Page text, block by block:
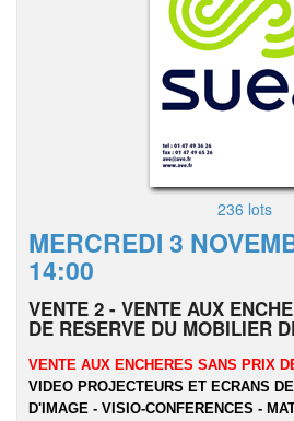
236 lots
MERCREDI 3
14:00
VENTE 2 - VENTE AUX
DE RESERVE DU MOBILIER
VENTE AUX ENCHERES SANS PRIX
VIDEO PROJECTEURS ET ECRANS
D'IMAGE - VISIO-CONFERENCES -